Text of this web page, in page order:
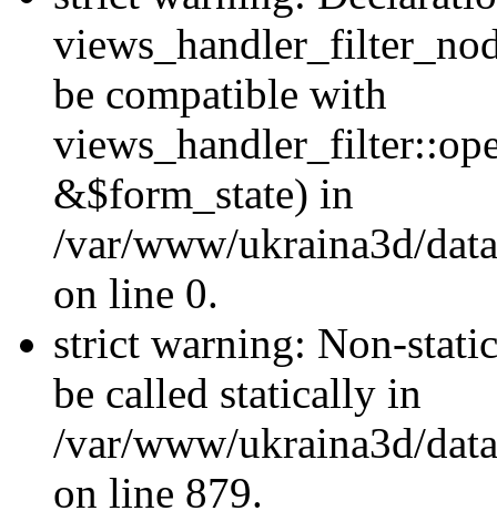
be compatible with
&$form_state) in
/var/www/ukraina3d/
on line 0.
strict warning: Non-
be called statically in
/var/www/ukraina3d/
on line 879.